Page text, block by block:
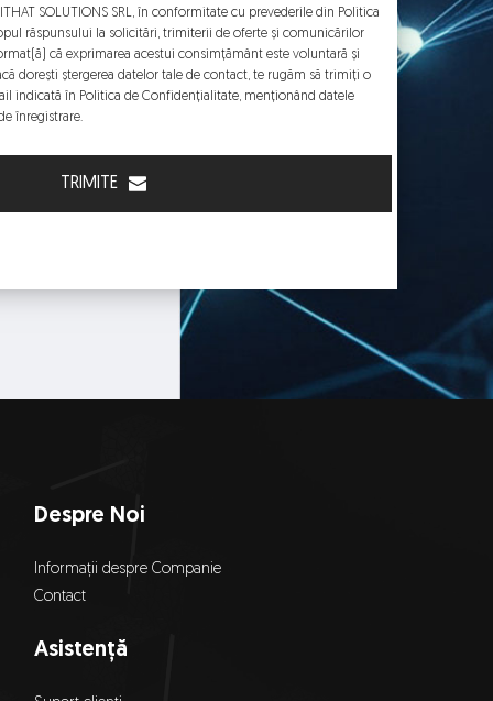
SOLUTIONS SRL, în conformitate cu prevederile din Politica
răspunsului la solicitări, trimiterii de oferte și comunicărilor
că exprimarea acestui consimțământ este voluntară și
dorești ștergerea datelor tale de contact, te rugăm să trimiți o
indicată în Politica de Confidențialitate, menționând datele
înregistrare.
TRIMITE
Despre Noi
Informații despre Companie
Contact
Asistență